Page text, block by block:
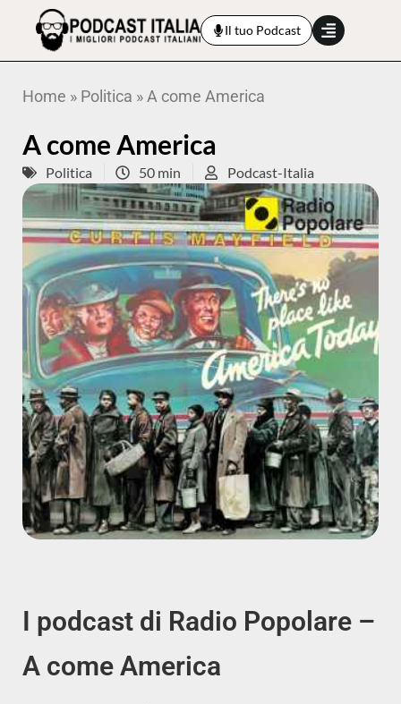
Il tuo Podcast
Home » Politica » A come America
A come America
Politica 50 min Podcast-Italia
I podcast di Radio Popolare –
A come America